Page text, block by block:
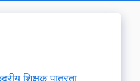
शिक्षक पात्रता